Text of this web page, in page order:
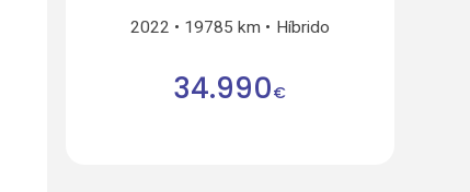
2022 19785 km Híbrido
34.990€